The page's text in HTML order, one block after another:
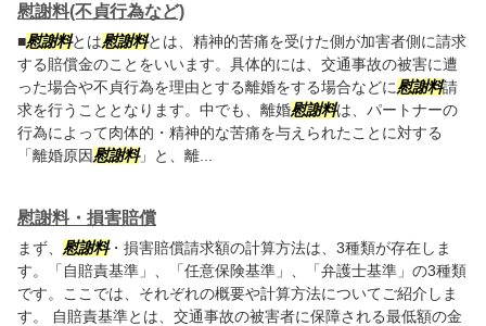
慰謝料(不貞行為など)
■慰謝料とは慰謝料とは、精神的苦痛を受けた側が加害者側に請求
する賠償金のことをいいます。具体的には、交通事故の被害に遭
った場合や不貞行為を理由とする離婚をする場合などに慰謝料請
求を行うこととなります。中でも、離婚慰謝料は、パートナーの
行為によって肉体的・精神的な苦痛を与えられたことに対する
「離婚原因慰謝料」と、離...
慰謝料・損害賠償
まず、 慰謝料・損害賠償請求額の計算方法は、3種類が存在しま
す。「自賠責基準」、「任意保険基準」、「弁護士基準」の3種類
です。ここでは、それぞれの概要や計算方法についてご紹介しま
す。 自賠責基準とは、交通事故の被害者に保障される最低額の金